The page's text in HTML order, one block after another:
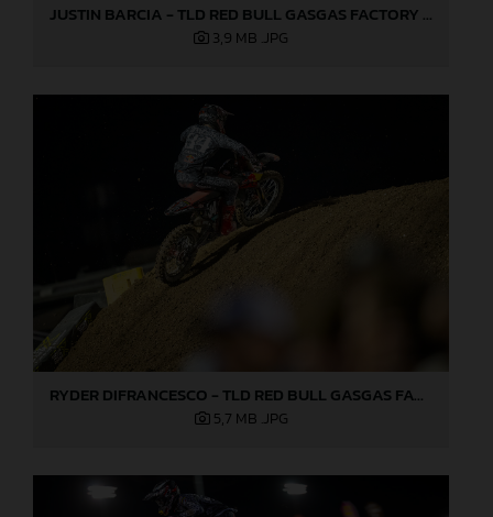
JUSTIN BARCIA - TLD RED BULL GASGAS FACTORY RACING - LAS VEGAS
3,9 MB .JPG
RYDER DIFRANCESCO - TLD RED BULL GASGAS FACTORY RACING - LAS VEGAS 02
5,7 MB .JPG